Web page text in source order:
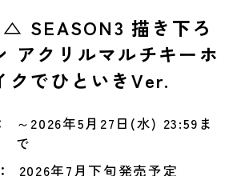
SEASON3 描き下ろ
アクリルマルチキーホ
クでひといきVer.
～2026年5月27日(水) 23:59ま
で
2026年7月下旬発売予定